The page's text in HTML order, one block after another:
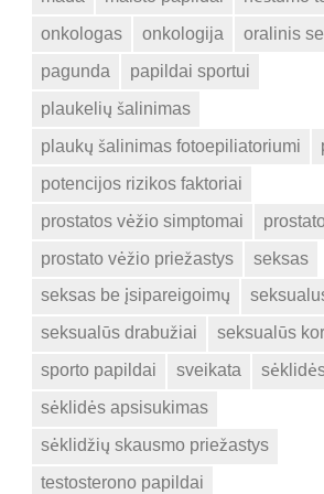
onkologas
onkologija
oralinis
pagunda
papildai sportui
plaukelių šalinimas
plaukų šalinimas fotoepiliatoriumi
potencijos rizikos faktoriai
prostatos vėžio simptomai
prostato vėžio priežastys
seksas
seksas be įsipareigoimų
seksualūs drabužiai
seksualūs
sporto papildai
sveikata
sėklidės apsisukimas
sėklidžių skausmo priežastys
testosterono papildai